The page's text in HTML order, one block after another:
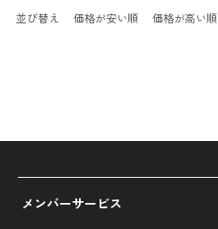
並び替え 価格が安い順 価格が高い順
メンバーサービス